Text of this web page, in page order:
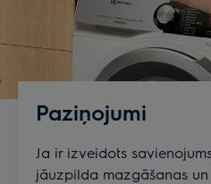
Paziņojumi
Ja ir izveidots
jāuzpilda mazgāšanas